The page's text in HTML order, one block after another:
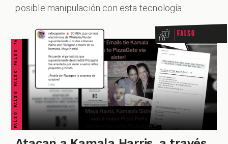
posible manipulación con esta tecnología.
FALSO FALSO FALSO FALSO FALSO FALSO FALSO Falso